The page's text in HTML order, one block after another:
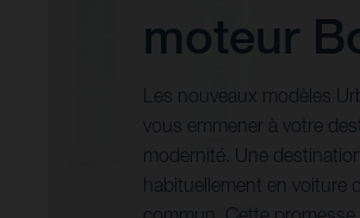
Les nouveaux modèles
vous emmener à votre
modernité. Une
habituellement en voiture
moteur